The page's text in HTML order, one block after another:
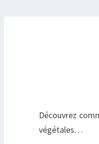
Découvrez
végétales…